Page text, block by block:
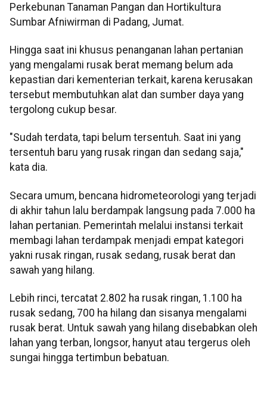
Perkebunan Tanaman Pangan dan Hortikultura
Sumbar Afniwirman di Padang, Jumat.
Hingga saat ini khusus penanganan lahan pertanian
yang mengalami rusak berat memang belum ada
kepastian dari kementerian terkait, karena kerusakan
tersebut membutuhkan alat dan sumber daya yang
tergolong cukup besar.
"Sudah terdata, tapi belum tersentuh. Saat ini yang
tersentuh baru yang rusak ringan dan sedang saja,"
kata dia.
Secara umum, bencana hidrometeorologi yang terjadi
di akhir tahun lalu berdampak langsung pada 7.000 ha
lahan pertanian. Pemerintah melalui instansi terkait
membagi lahan terdampak menjadi empat kategori
yakni rusak ringan, rusak sedang, rusak berat dan
sawah yang hilang.
Lebih rinci, tercatat 2.802 ha rusak ringan, 1.100 ha
rusak sedang, 700 ha hilang dan sisanya mengalami
rusak berat. Untuk sawah yang hilang disebabkan oleh
lahan yang terban, longsor, hanyut atau tergerus oleh
sungai hingga tertimbun bebatuan.